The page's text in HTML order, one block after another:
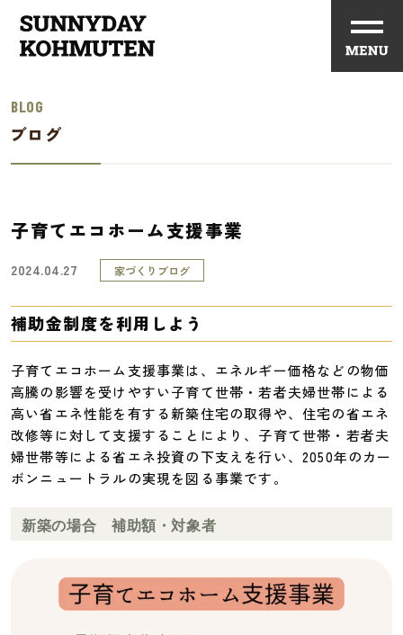
BLOG
ブログ
子育てエコホーム支援事業
2024.04.27 家づくりブログ
補助金制度を利用しよう
子育てエコホーム支援事業は、エネルギー価格などの物価
高騰の影響を受けやすい子育て世帯・若者夫婦世帯による
高い省エネ性能を有する新築住宅の取得や、住宅の省エネ
改修等に対して支援することにより、子育て世帯・若者夫
婦世帯等による省エネ投資の下支えを行い、2050年のカー
ボンニュートラルの実現を図る事業です。
新築の場合 補助額・対象者